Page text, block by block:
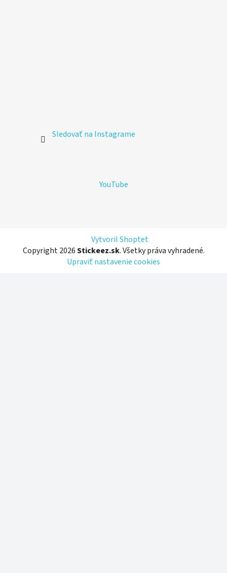
Sledovať na Instagrame
YouTube
Vytvoril Shoptet
Copyright 2026Stickeez.sk. Všetky práva vyhradené.
Upraviť nastavenie cookies